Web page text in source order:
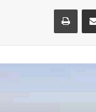
مشاركة عبر البريد طباعة